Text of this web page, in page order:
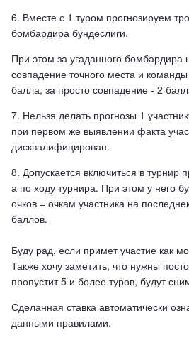
6. Вместе с 1 туром прогнозируем
бомбардира бундеслиги.
При этом за угаданного бомбардира
совпадение точного места и
балла, за просто совпадение - 2
7. Нельзя делать прогнозы 1
при первом же выявлении факта
дисквалифицирован.
8. Допускается включиться в турнир
а по ходу турнира. При этом у него
очков = очкам участника на
баллов.
Буду рад, если примет участие как
Также хочу заметить, что нужны
пропустит 5 и более туров, будут
Сделанная ставка автоматически
данными правилами.